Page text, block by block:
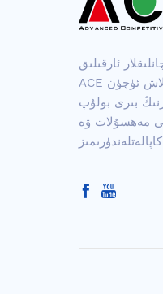
ئارقىلىق ،
ACE تەرەققىي قىلىپ تەجرىبىخانا ۋە داۋالاش ئۈچۈن
بىرى بولۇپ
مەھسۇلات ۋە